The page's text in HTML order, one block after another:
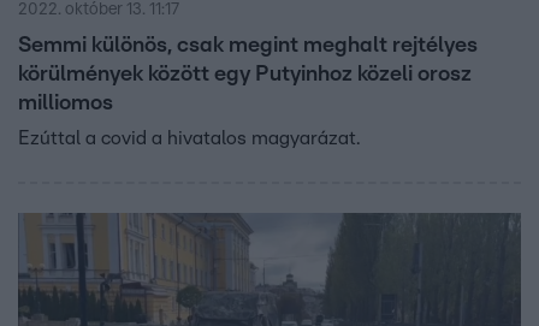
2022. október 13. 11:17
Semmi különös, csak megint meghalt rejtélyes
körülmények között egy Putyinhoz közeli orosz
milliomos
Ezúttal a covid a hivatalos magyarázat.